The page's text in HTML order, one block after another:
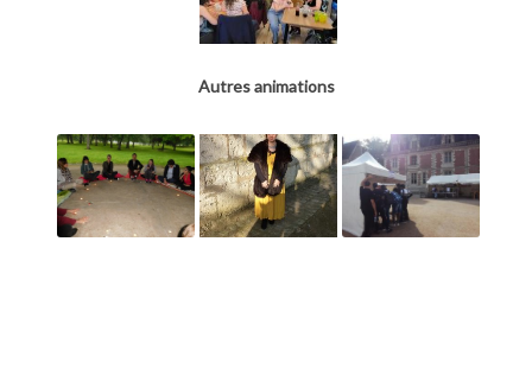
Autres animations